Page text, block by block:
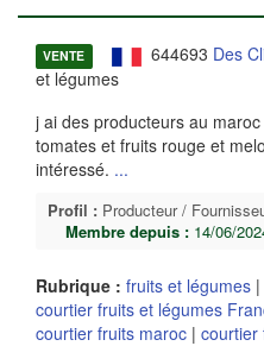
VENTE 644693 Des
et légumes
j ai des producteurs au
tomates et fruits rouge et
intéressé. ...
Profil : Producteur /
Membre depuis : 14/06/
Rubrique : fruits et légumes |
courtier fruits et légumes
courtier fruits maroc | courtier